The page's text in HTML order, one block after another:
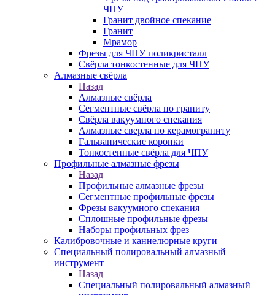
ЧПУ
Гранит двойное спекание
Гранит
Мрамор
Фрезы для ЧПУ поликристалл
Свёрла тонкостенные для ЧПУ
Алмазные свёрла
Назад
Алмазные свёрла
Сегментные свёрла по граниту
Свёрла вакуумного спекания
Алмазные сверла по керамограниту
Гальванические коронки
Тонкостенные свёрла для ЧПУ
Профильные алмазные фрезы
Назад
Профильные алмазные фрезы
Сегментные профильные фрезы
Фрезы вакуумного спекания
Сплошные профильные фрезы
Наборы профильных фрез
Калибровочные и каннелюрные круги
Специальный полировальный алмазный
инструмент
Назад
Специальный полировальный алмазный